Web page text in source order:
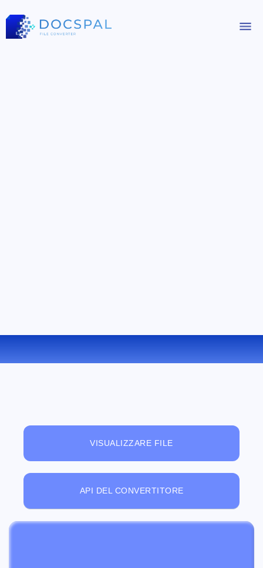
CONVERTIRE PPSX IN PPT ONLINE
VISUALIZZARE FILE
API DEL CONVERTITORE